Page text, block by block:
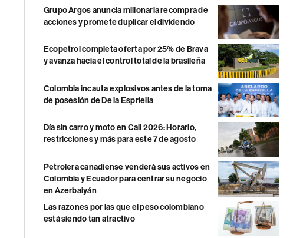
Grupo Argos anuncia millonaria recompra de
acciones y promete duplicar el dividendo
Ecopetrol completa oferta por 25% de Brava
y avanza hacia el control total de la brasileña
Colombia incauta explosivos antes de la toma
de posesión de De la Espriella
Día sin carro y moto en Cali 2026: Horario,
restricciones y más para este 7 de agosto
Petrolera canadiense venderá sus activos en
Colombia y Ecuador para centrar su negocio
en Azerbaiyán
Las razones por las que el peso colombiano
está siendo tan atractivo